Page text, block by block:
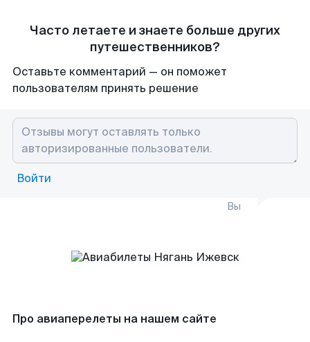
Часто летаете и знаете больше других
путешественников?
Оставьте комментарий — он поможет
пользователям принять решение
Войти
Вы
Про авиаперелеты на нашем сайте